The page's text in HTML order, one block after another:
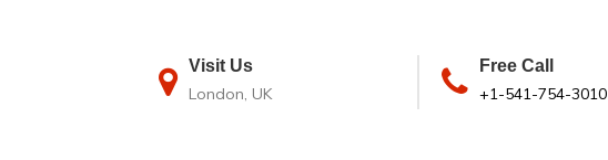
Visit Us
London, UK
Free Call
+1-541-754-3010